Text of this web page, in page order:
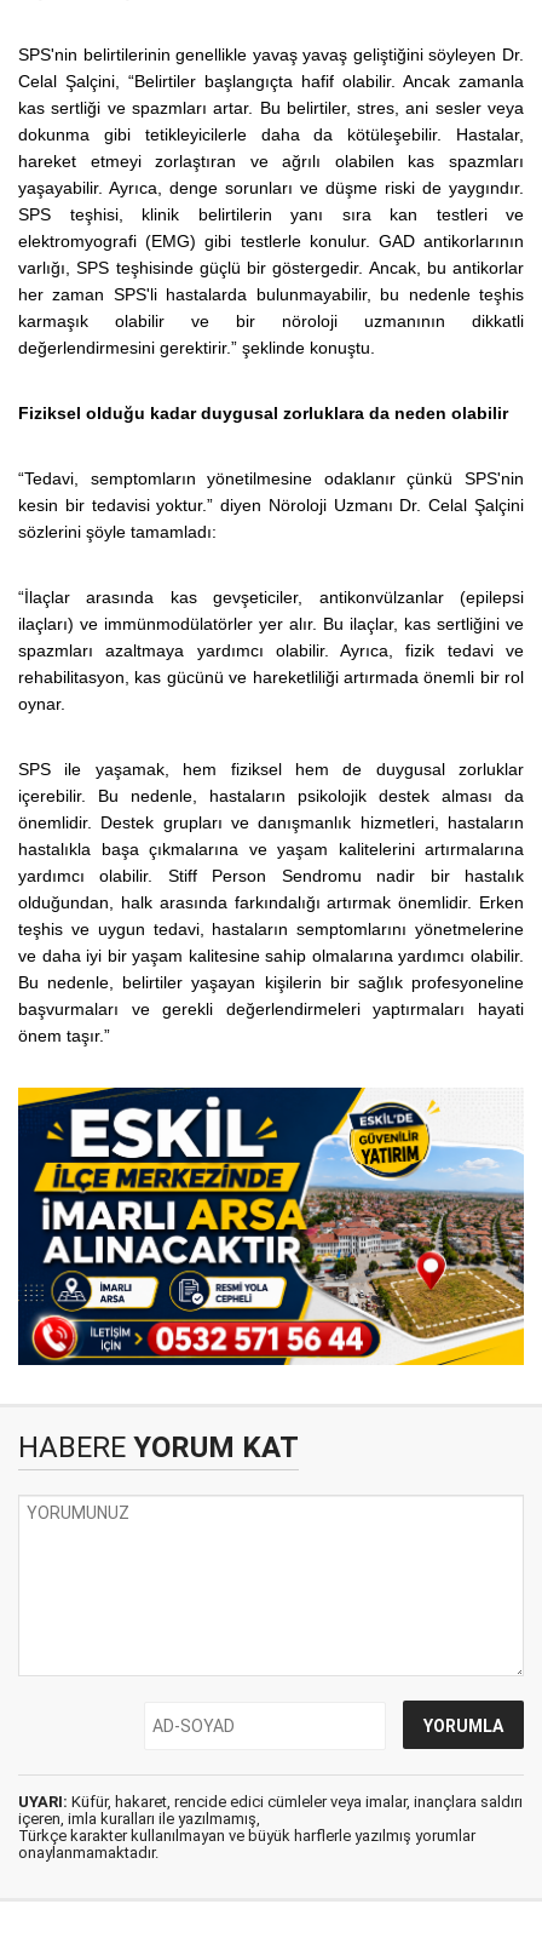
SPS'nin belirtilerinin genellikle yavaş yavaş geliştiğini söyleyen Dr.
Celal Şalçini, “Belirtiler başlangıçta hafif olabilir. Ancak zamanla
kas sertliği ve spazmları artar. Bu belirtiler, stres, ani sesler veya
dokunma gibi tetikleyicilerle daha da kötüleşebilir. Hastalar,
hareket etmeyi zorlaştıran ve ağrılı olabilen kas spazmları
yaşayabilir. Ayrıca, denge sorunları ve düşme riski de yaygındır.
SPS teşhisi, klinik belirtilerin yanı sıra kan testleri ve
elektromyografi (EMG) gibi testlerle konulur. GAD antikorlarının
varlığı, SPS teşhisinde güçlü bir göstergedir. Ancak, bu antikorlar
her zaman SPS'li hastalarda bulunmayabilir, bu nedenle teşhis
karmaşık olabilir ve bir nöroloji uzmanının dikkatli
değerlendirmesini gerektirir.” şeklinde konuştu.
Fiziksel olduğu kadar duygusal zorluklara da neden olabilir
“Tedavi, semptomların yönetilmesine odaklanır çünkü SPS'nin
kesin bir tedavisi yoktur.” diyen Nöroloji Uzmanı Dr. Celal Şalçini
sözlerini şöyle tamamladı:
“İlaçlar arasında kas gevşeticiler, antikonvülzanlar (epilepsi
ilaçları) ve immünmodülatörler yer alır. Bu ilaçlar, kas sertliğini ve
spazmları azaltmaya yardımcı olabilir. Ayrıca, fizik tedavi ve
rehabilitasyon, kas gücünü ve hareketliliği artırmada önemli bir rol
oynar.
SPS ile yaşamak, hem fiziksel hem de duygusal zorluklar
içerebilir. Bu nedenle, hastaların psikolojik destek alması da
önemlidir. Destek grupları ve danışmanlık hizmetleri, hastaların
hastalıkla başa çıkmalarına ve yaşam kalitelerini artırmalarına
yardımcı olabilir.
Stiff Person Sendromu nadir bir hastalık
olduğundan, halk arasında farkındalığı artırmak önemlidir. Erken
teşhis ve uygun tedavi, hastaların semptomlarını yönetmelerine
ve daha iyi bir yaşam kalitesine sahip olmalarına yardımcı olabilir.
Bu nedenle, belirtiler yaşayan kişilerin bir sağlık profesyoneline
başvurmaları ve gerekli değerlendirmeleri yaptırmaları hayati
önem taşır.”
HABERE YORUM KAT
UYARI: Küfür, hakaret, rencide edici cümleler veya imalar, inançlara saldırı
içeren, imla kuralları ile yazılmamış,
Türkçe karakter kullanılmayan ve büyük harflerle yazılmış yorumlar
onaylanmamaktadır.